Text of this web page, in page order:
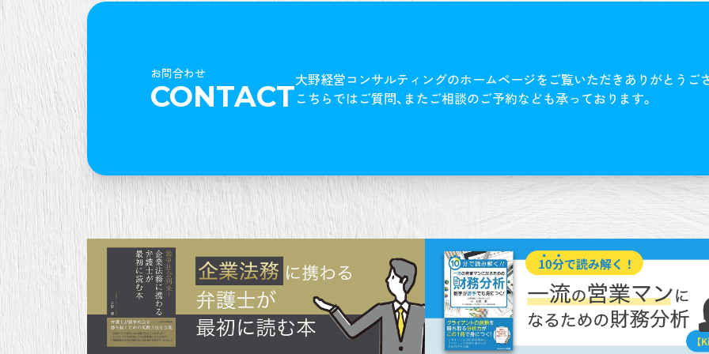
お問合わせ
CONTACT大野経営コンサルティングのホームページをご覧いただきありがとうご
こちらではご質問、またご相談のご予約なども承っております。